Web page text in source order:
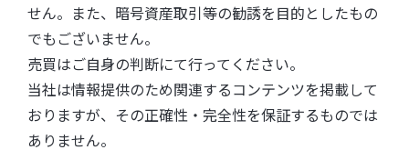
せん。また、暗号資産取引等の勧誘を目的としたもの
でもございません。
売買はご自身の判断にて行ってください。
当社は情報提供のため関連するコンテンツを掲載して
おりますが、その正確性・完全性を保証するものでは
ありません。